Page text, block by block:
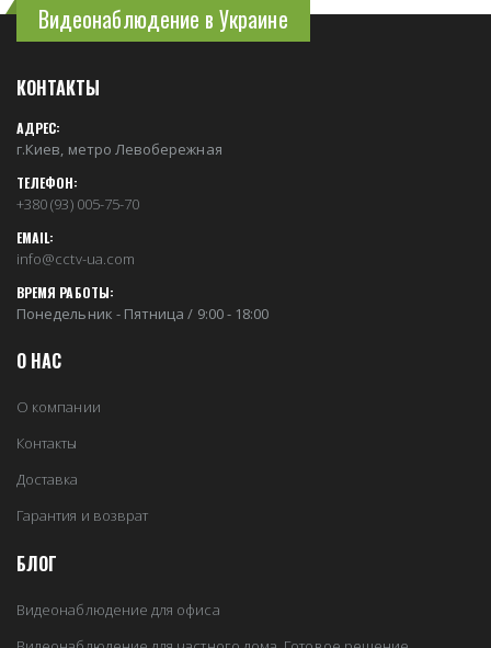
Видеонаблюдение в Украине
КОНТАКТЫ
АДРЕС:
г.Киев, метро Левобережная
ТЕЛЕФОН:
+380 (93) 005-75-70
EMAIL:
info@cctv-ua.com
ВРЕМЯ РАБОТЫ:
Понедельник - Пятница / 9:00 - 18:00
О НАС
О компании
Контакты
Доставка
Гарантия и возврат
БЛОГ
Видеонаблюдение для офиса